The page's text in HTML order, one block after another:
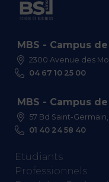
MBS - Campus
2300 Avenue des
04 67 10 25 00
MBS - Campus
57 Bd Saint-
01 40 24 58 40
Etudiants
Professionnels